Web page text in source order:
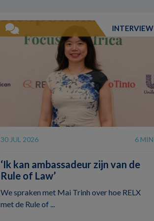
INTERVIEW
30 JUL 2026 6 MIN
‘Ik kan ambassadeur zijn van de
Rule of Law’
We spraken met Mai Trinh over hoe RELX
met de Rule of ...